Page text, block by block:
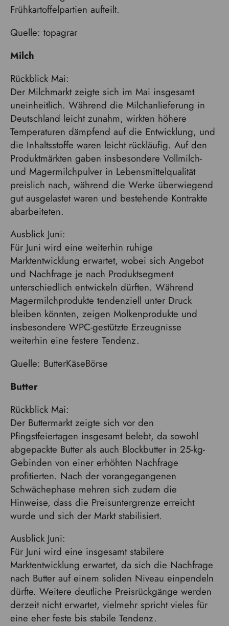
Frühkartoffelpartien aufteilt.
Quelle: topagrar
Milch
Rückblick Mai:
Der Milchmarkt zeigte sich im Mai insgesamt
uneinheitlich. Während die Milchanlieferung in
Deutschland leicht zunahm, wirkten höhere
Temperaturen dämpfend auf die Entwicklung, und
die Inhaltsstoffe waren leicht rückläufig. Auf den
Produktmärkten gaben insbesondere Vollmilch-
und Magermilchpulver in Lebensmittelqualität
preislich nach, während die Werke überwiegend
gut ausgelastet waren und bestehende Kontrakte
abarbeiteten.
Ausblick Juni:
Für Juni wird eine weiterhin ruhige
Marktentwicklung erwartet, wobei sich Angebot
und Nachfrage je nach Produktsegment
unterschiedlich entwickeln dürften. Während
Magermilchprodukte tendenziell unter Druck
bleiben könnten, zeigen Molkenprodukte und
insbesondere WPC-gestützte Erzeugnisse
weiterhin eine festere Tendenz.
Quelle: ButterKäseBörse
Butter
Rückblick Mai:
Der Buttermarkt zeigte sich vor den
Pfingstfeiertagen insgesamt belebt, da sowohl
abgepackte Butter als auch Blockbutter in 25-kg-
Gebinden von einer erhöhten Nachfrage
profitierten. Nach der vorangegangenen
Schwächephase mehren sich zudem die
Hinweise, dass die Preisuntergrenze erreicht
wurde und sich der Markt stabilisiert.
Ausblick Juni:
Für Juni wird eine insgesamt stabilere
Marktentwicklung erwartet, da sich die Nachfrage
nach Butter auf einem soliden Niveau einpendeln
dürfte. Weitere deutliche Preisrückgänge werden
derzeit nicht erwartet, vielmehr spricht vieles für
eine eher feste bis stabile Tendenz.